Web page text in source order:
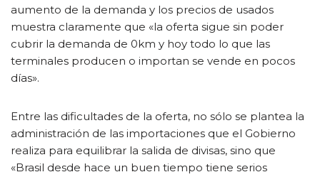
aumento de la demanda y los precios de usados
muestra claramente que «la oferta sigue sin poder
cubrir la demanda de 0km y hoy todo lo que las
terminales producen o importan se vende en pocos
días».
Entre las dificultades de la oferta, no sólo se plantea la
administración de las importaciones que el Gobierno
realiza para equilibrar la salida de divisas, sino que
«Brasil desde hace un buen tiempo tiene serios